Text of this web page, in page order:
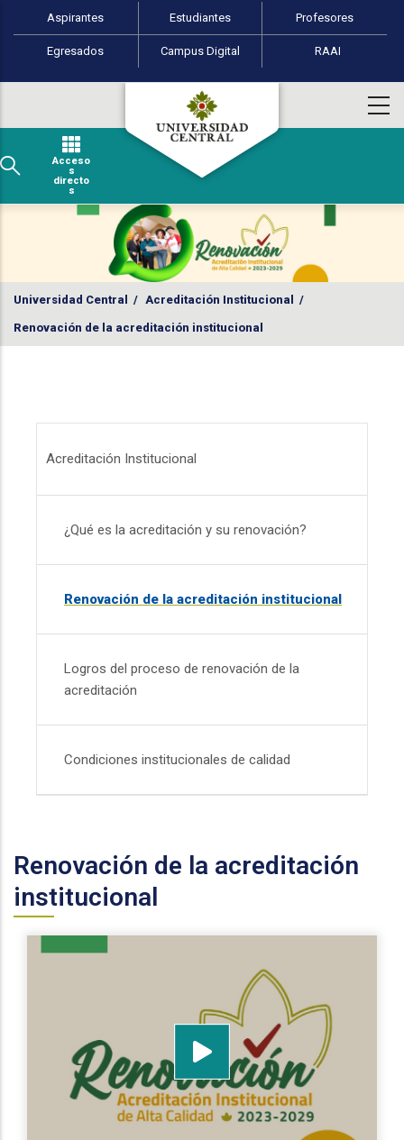
Pasar al contenido principal
Perfiles de usuario
Aspirantes Estudiantes Profesores
Egresados Campus Digital RAAI
Acceso
s
directo
s
Universidad Central / Acreditación Institucional /
Renovación de la acreditación institucional
Acreditación Institucional
¿Qué es la acreditación y su renovación?
Renovación de la acreditación institucional
Logros del proceso de renovación de la
acreditación
Condiciones institucionales de calidad
Renovación de la acreditación
institucional